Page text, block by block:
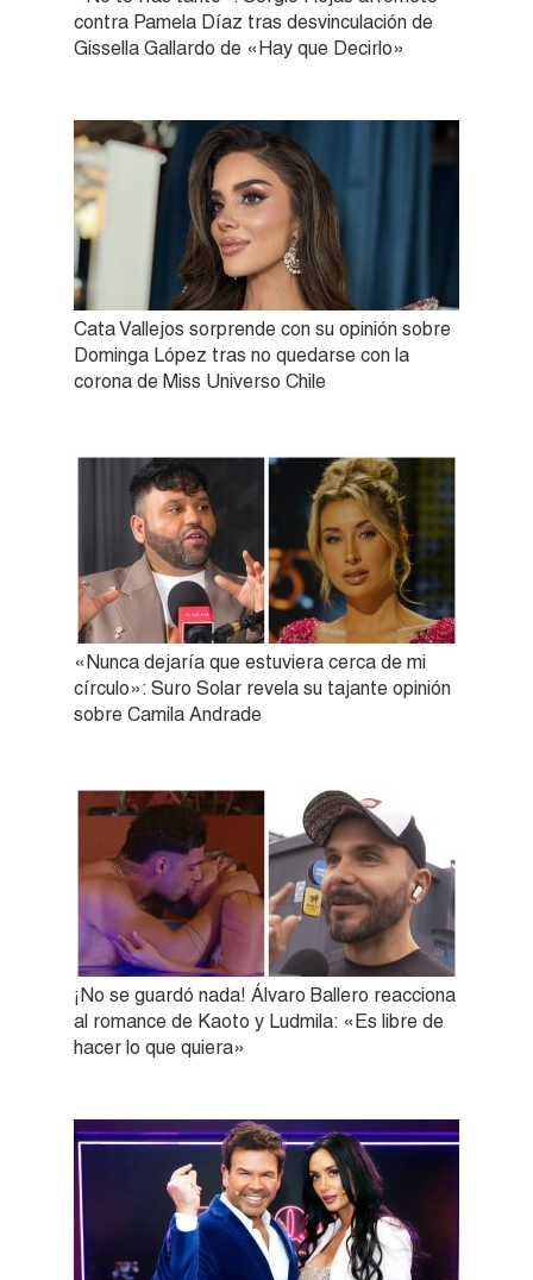
contra Pamela Díaz tras desvinculación de
Gissella Gallardo de «Hay que Decirlo»
Cata Vallejos sorprende con su opinión sobre
Dominga López tras no quedarse con la
corona de Miss Universo Chile
«Nunca dejaría que estuviera cerca de mi
círculo»: Suro Solar revela su tajante opinión
sobre Camila Andrade
¡No se guardó nada! Álvaro Ballero reacciona
al romance de Kaoto y Ludmila: «Es libre de
hacer lo que quiera»